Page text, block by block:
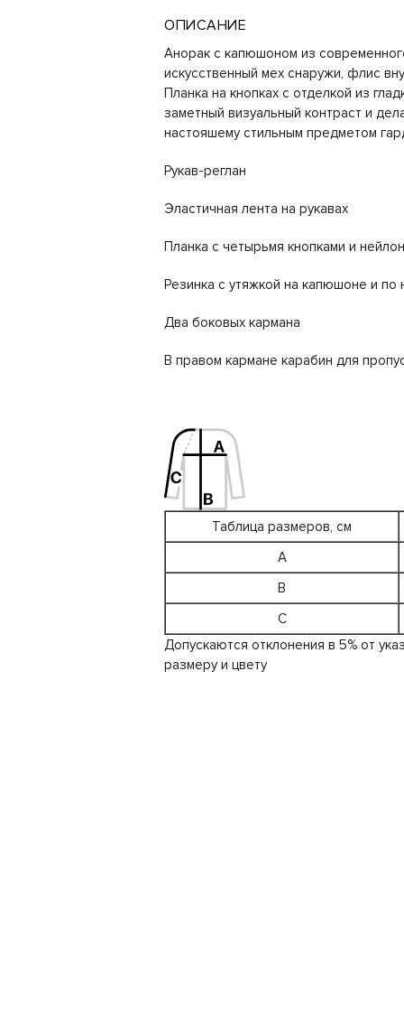
ОПИСАНИЕ
Анорак с капюшоном из
искусственный мех снаружи, флис
Планка на кнопках с отделкой из
заметный визуальный контраст и
настояшему стильным предметом
Рукав-реглан
Эластичная лента на рукавах
Планка с четырьмя кнопками и
Резинка с утяжкой на капюшоне и по
Два боковых кармана
В правом кармане карабин для
Таблица размеров, см
A
B
C
Допускаются отклонения в 5% от
размеру и цвету